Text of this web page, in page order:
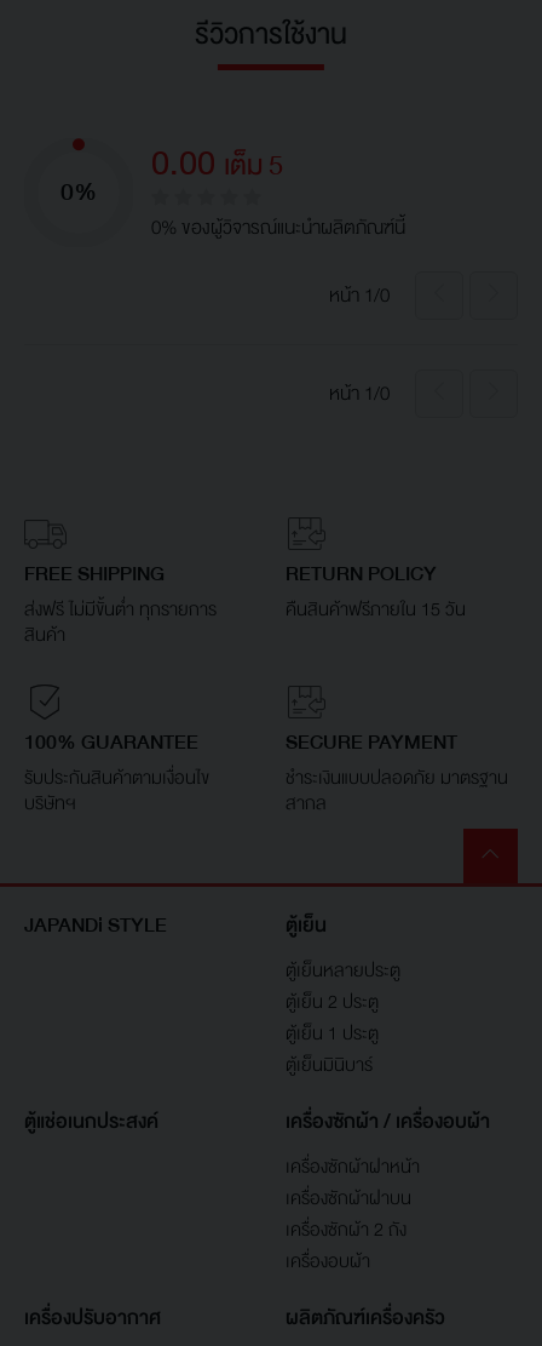
รีวิวการใช้งาน
0% 0.00 เต็ม 5
0% ของผู้วิจารณ์แนะนำผลิตภัณฑ์นี้
หน้า 1/0
หน้า 1/0
FREE SHIPPING
ส่งฟรี ไม่มีขั้นต่ำ ทุกรายการ
สินค้า
RETURN POLICY
คืนสินค้าฟรีภายใน 15 วัน
100% GUARANTEE
รับประกันสินค้าตามเงื่อนไข
บริษัทฯ
SECURE PAYMENT
ชำระเงินแบบปลอดภัย มาตรฐาน
สากล
JAPANDi STYLE ตู้เย็น
ตู้เย็นหลายประตู
ตู้เย็น 2 ประตู
ตู้เย็น 1 ประตู
ตู้เย็นมินิบาร์
ตู้แช่อเนกประสงค์ เครื่องซักผ้า / เครื่องอบผ้า
เครื่องซักผ้าฝาหน้า
เครื่องซักผ้าฝาบน
เครื่องซักผ้า 2 ถัง
เครื่องอบผ้า
เครื่องปรับอากาศ ผลิตภัณฑ์เครื่องครัว